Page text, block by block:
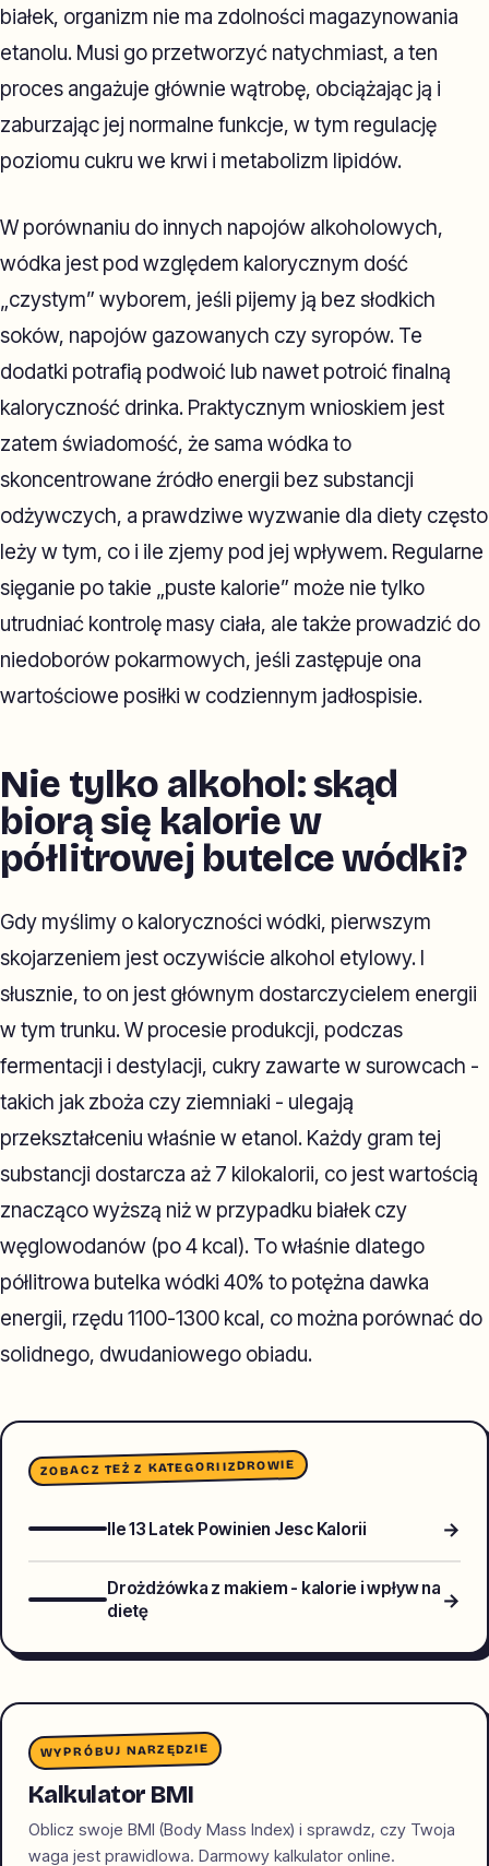
białek, organizm nie ma zdolności magazynowania
etanolu. Musi go przetworzyć natychmiast, a ten
proces angażuje głównie wątrobę, obciążając ją i
zaburzając jej normalne funkcje, w tym regulację
poziomu cukru we krwi i metabolizm lipidów.
W porównaniu do innych napojów alkoholowych,
wódka jest pod względem kalorycznym dość
„czystym” wyborem, jeśli pijemy ją bez słodkich
soków, napojów gazowanych czy syropów. Te
dodatki potrafią podwoić lub nawet potroić finalną
kaloryczność drinka. Praktycznym wnioskiem jest
zatem świadomość, że sama wódka to
skoncentrowane źródło energii bez substancji
odżywczych, a prawdziwe wyzwanie dla diety często
leży w tym, co i ile zjemy pod jej wpływem. Regularne
sięganie po takie „puste kalorie” może nie tylko
utrudniać kontrolę masy ciała, ale także prowadzić do
niedoborów pokarmowych, jeśli zastępuje ona
wartościowe posiłki w codziennym jadłospisie.
Nie tylko alkohol: skąd
biorą się kalorie w
półlitrowej butelce wódki?
Gdy myślimy o kaloryczności wódki, pierwszym
skojarzeniem jest oczywiście alkohol etylowy. I
słusznie, to on jest głównym dostarczycielem energii
w tym trunku. W procesie produkcji, podczas
fermentacji i destylacji, cukry zawarte w surowcach -
takich jak zboża czy ziemniaki - ulegają
przekształceniu właśnie w etanol. Każdy gram tej
substancji dostarcza aż 7 kilokalorii, co jest wartością
znacząco wyższą niż w przypadku białek czy
węglowodanów (po 4 kcal). To właśnie dlatego
półlitrowa butelka wódki 40% to potężna dawka
energii, rzędu 1100-1300 kcal, co można porównać do
solidnego, dwudaniowego obiadu.
ZOBACZ TEŻ Z KATEGORIIZDROWIE
Ile 13 Latek Powinien Jesc Kalorii →
Drożdżówka z makiem - kalorie i wpływ na
dietę
→
WYPRÓBUJ NARZĘDZIE
Kalkulator BMI
Oblicz swoje BMI (Body Mass Index) i sprawdz, czy Twoja
waga jest prawidlowa. Darmowy kalkulator online.